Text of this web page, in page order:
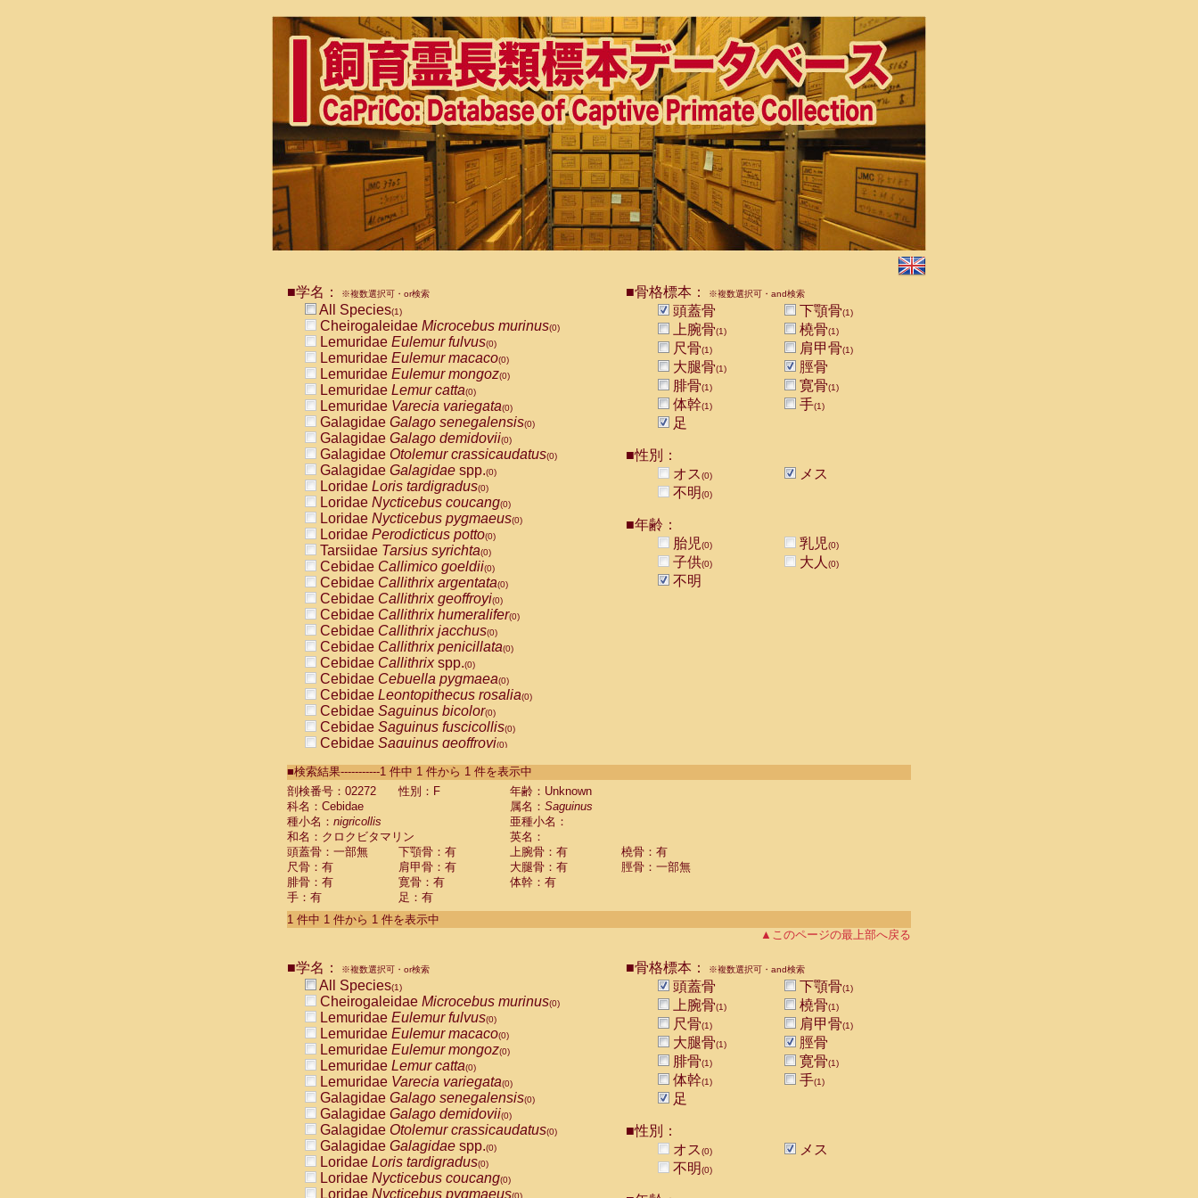
■学名： ※複数選択可・or検索
All Species(1)
Cheirogaleidae Microcebus murinus(0)
Lemuridae Eulemur fulvus(0)
Lemuridae Eulemur macaco(0)
Lemuridae Eulemur mongoz(0)
Lemuridae Lemur catta(0)
Lemuridae Varecia variegata(0)
Galagidae Galago senegalensis(0)
Galagidae Galago demidovii(0)
Galagidae Otolemur crassicaudatus(0)
Galagidae Galagidae spp.(0)
Loridae Loris tardigradus(0)
Loridae Nycticebus coucang(0)
Loridae Nycticebus pygmaeus(0)
Loridae Perodicticus potto(0)
Tarsiidae Tarsius syrichta(0)
Cebidae Callimico goeldii(0)
Cebidae Callithrix argentata(0)
Cebidae Callithrix geoffroyi(0)
Cebidae Callithrix humeralifer(0)
Cebidae Callithrix jacchus(0)
Cebidae Callithrix penicillata(0)
Cebidae Callithrixspp.(0)
Cebidae Cebuella pygmaea(0)
Cebidae Leontopithecus rosalia(0)
Cebidae Saguinus bicolor(0)
Cebidae Saguinus fuscicollis(0)
Cebidae Saguinus geoffroyi(0)
CebidaeSaguinus labiatus(0)
Cebidae Saguinus leucopus (0)
Cebidae
CebidaeSaguinus mystax
CebidaeSaguinus nigricollis (1)
Cebidae Saguinus oedipus
Cebidae Saguinus weddelli
Cebidae Saguinusspp.
Cebidae Aotus trivirgatus
Cebidae Cebus albifrons
CebidaeCebus nigrivittatus
CebidaeCebus
CebidaeSaimiri boliviensis(0)
CebidaeSaimiri sciureus(0)
AtelidaeAlouatta caraya(0)
AtelidaeAlouatta fusca(0)
AtelidaeAlouatta seniculus
AtelidaeAlouattaspp.(0)
AtelidaeAteles belzebuth(0)
AtelidaeAteles geoffroyi(0)
AtelidaeAteles paniscus(0)
AtelidaeAtelesspp.(0)
Atelidae Lagothrix lagothricha
AtelidaeLagothrix lagothricha cana
PitheciidaeCacajao calvus rubicundus
■骨格標本： ※複数選択可・and検索
頭蓋骨 下顎骨(1)
上腕骨(1) 橈骨(1)
尺骨(1) 肩甲骨(1)
大腿骨(1)
脛骨
腓骨(1) 寛骨(1)
体幹(1) 手(1)
足
■性別：
オス(0)
メス
不明(0)
■年齢：
胎児(0) 乳児(0)
子供(0) 大人 (0)
不明
■検索結果-----------1 件中 1 件から 1 件を表示中
剖検番号：02272
性別：F
年齢：Unknown
科名：Cebidae
属名： Saguinus
種小名： nigricollis
亜種小名：
和名：クロクビタマリン
英名：
頭蓋骨：一部無
下顎骨：有 上腕骨：有
橈骨：有
尺骨：有
肩甲骨：有 大腿骨：有
脛骨：一部無
腓骨：有
寛骨：有
体幹：有
手：有
足：有
1 件中 1 件から 1 件を表示中
▲このページの最上部へ戻る
■学名： ※複数選択可・or検索
All Species(1)
Cheirogaleidae Microcebus murinus(0)
Lemuridae Eulemur fulvus(0)
Lemuridae Eulemur macaco(0)
Lemuridae Eulemur mongoz(0)
Lemuridae Lemur catta(0)
Lemuridae Varecia variegata(0)
Galagidae Galago senegalensis(0)
Galagidae Galago demidovii(0)
Galagidae Otolemur crassicaudatus(0)
Galagidae Galagidae spp.(0)
Loridae Loris tardigradus(0)
Loridae Nycticebus coucang(0)
Loridae Nycticebus pygmaeus(0)
■骨格標本： ※複数選択可・and検索
頭蓋骨 下顎骨(1)
上腕骨(1) 橈骨(1)
尺骨(1) 肩甲骨(1)
大腿骨(1)
脛骨
腓骨(1) 寛骨(1)
体幹(1) 手(1)
足
■性別：
オス(0)
メス
不明(0)